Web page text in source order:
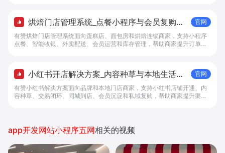
烘焙门店管理系统_点餐小程序与会员复购工
具 - 做生意, 找有赞
官网
有赞烘焙门店管理系统面向蛋糕店、面包房和烘焙连锁商家，支持小程序
点餐、智能收银、外卖配送、会员运营和库存管理，帮助商家提升订单转
小红书开店解决方案_内容种草与本地生活转
化工具 - 做生意, 找有赞
官网
有赞小红书解决方案面向品牌和本地门店商家，支持小红书店铺开通、内
容种草、交易闭环、同城到店、会员沉淀和私域复购，帮助商家提升渠道
app开发网站小程序五网相关的视频